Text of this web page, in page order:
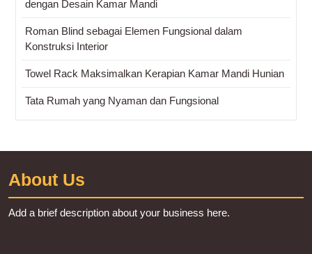
dengan Desain Kamar Mandi
Roman Blind sebagai Elemen Fungsional dalam
Konstruksi Interior
Towel Rack Maksimalkan Kerapian Kamar Mandi Hunian
Tata Rumah yang Nyaman dan Fungsional
About Us
Add a brief description about your business here.